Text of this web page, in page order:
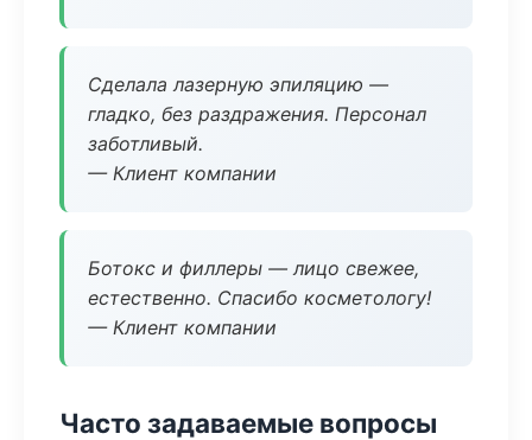
Сделала лазерную эпиляцию —
гладко, без раздражения. Персонал
заботливый.
— Клиент компании
Ботокс и филлеры — лицо свежее,
естественно. Спасибо косметологу!
— Клиент компании
Часто задаваемые вопросы